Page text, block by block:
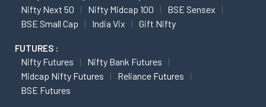
Nifty Next 50
Nifty Midcap 100
BSE Sensex
BSE Small Cap
India Vix Gift Nifty
FUTURES :
Nifty Futures
Nifty Bank Futures
Midcap Nifty Futures
Reliance Futures
BSE Futures